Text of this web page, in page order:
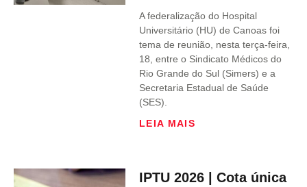
A federalização do Hospital
Universitário (HU) de Canoas foi
tema de reunião, nesta terça-feira,
18, entre o Sindicato Médicos do
Rio Grande do Sul (Simers) e a
Secretaria Estadual de Saúde
(SES).
LEIA MAIS
IPTU 2026 | Cota única